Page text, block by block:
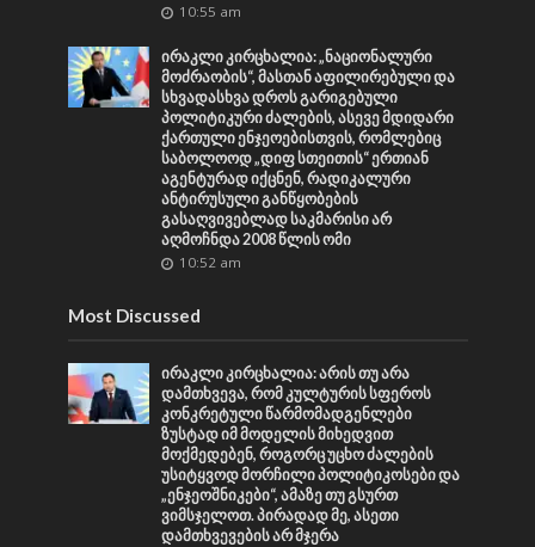
10:55 am
ირაკლი კირცხალია: „ნაციონალური
მოძრაობის“, მასთან აფილირებული და
სხვადასხვა დროს გარიგებული
პოლიტიკური ძალების, ასევე მდიდარი
ქართული ენჯეოებისთვის, რომლებიც
საბოლოოდ „დიფ სთეითის“ ერთიან
აგენტურად იქცნენ, რადიკალური
ანტირუსული განწყობების
გასაღვივებლად საკმარისი არ
აღმოჩნდა 2008 წლის ომი
10:52 am
Most Discussed
ირაკლი კირცხალია: არის თუ არა
დამთხვევა, რომ კულტურის სფეროს
კონკრეტული წარმომადგენლები
ზუსტად იმ მოდელის მიხედვით
მოქმედებენ, როგორც უცხო ძალების
უსიტყვოდ მორჩილი პოლიტიკოსები და
„ენჯეოშნიკები“, ამაზე თუ გსურთ
ვიმსჯელოთ. პირადად მე, ასეთი
დამთხვევების არ მჯერა